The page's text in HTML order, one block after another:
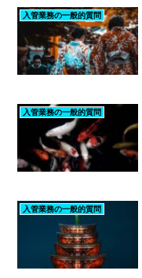
入管業務の一般的質問
入管業務の一般的質問
入管業務の一般的質問